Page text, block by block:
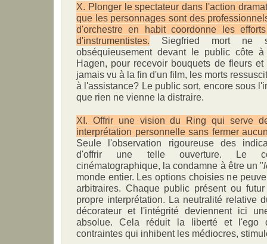
X. Plonger le spectateur dans l'action
que les personnages sont des
d'orchestre en habit coordonne les
d'instrumentistes. Siegfried mort ne
obséquieusement devant le public côte
Hagen, pour recevoir bouquets de fleurs et
jamais vu à la fin d'un film, les morts
à l'assistance? Le public sort, encore sous
que rien ne vienne la distraire.
XI. Offrir une vision du Ring qui serve
interprétation personnelle sans fermer
Seule l'observation rigoureuse des
d'offrir une telle ouverture. Le
cinématographique, la condamne à être un "
monde entier. Les options choisies ne
arbitraires. Chaque public présent ou
propre interprétation. La neutralité relative
décorateur et l'intégrité deviennent ici
absolue. Cela réduit la liberté et l'ego
contraintes qui inhibent les médiocres,